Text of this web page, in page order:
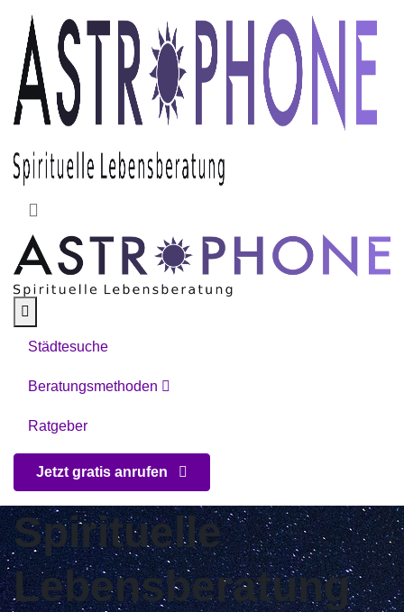
Skip to main content
Städtesuche
Beratungsmethoden
Ratgeber
Jetzt gratis anrufen
Spirituelle
Lebensberatung